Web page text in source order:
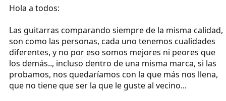
Hola a todos:
Las guitarras comparando siempre de la misma calidad,
son como las personas, cada uno tenemos cualidades
diferentes, y no por eso somos mejores ni peores que
los demás.., incluso dentro de una misma marca, si las
probamos, nos quedaríamos con la que más nos llena,
que no tiene que ser la que le guste al vecino...